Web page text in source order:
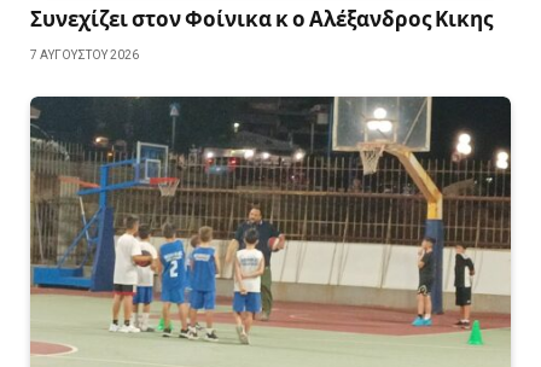
Συνεχίζει στον Φοίνικα κ ο Αλέξανδρος Κικης
7 ΑΥΓΟΎΣΤΟΥ 2026